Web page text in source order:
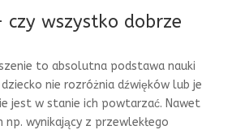
czy wszystko dobrze
to absolutna podstawa nauki
nie rozróżnia dźwięków lub je
jest w stanie ich powtarzać. Nawet
np. wynikający z przewlekłego